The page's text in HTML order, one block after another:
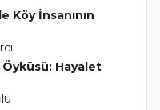
Köy İnsanının
Hayalet